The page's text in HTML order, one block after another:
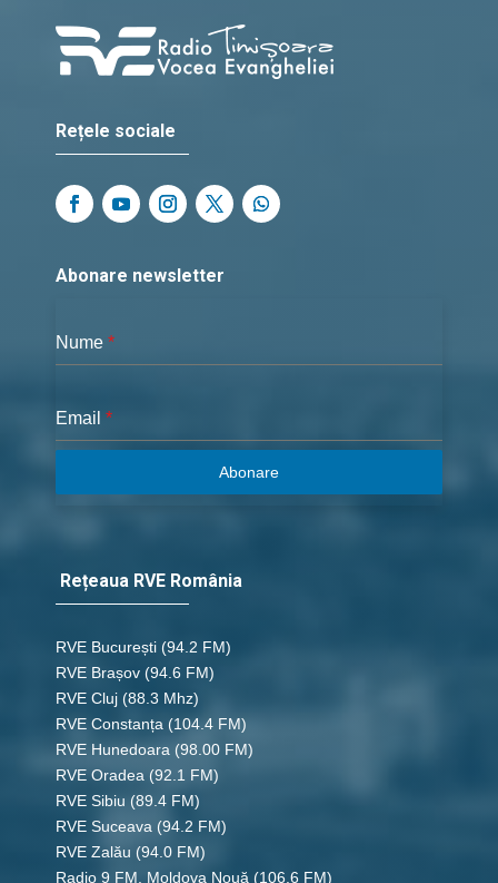
Rețele sociale
Abonare newsletter
Nume *
Email *
Abonare
Rețeaua RVE România
RVE București (94.2 FM)
RVE Brașov (94.6 FM)
RVE Cluj (88.3 Mhz)
RVE Constanța (104.4 FM)
RVE Hunedoara (98.00 FM)
RVE Oradea (92.1 FM)
RVE Sibiu (89.4 FM)
RVE Suceava (94.2 FM)
RVE Zalău (94.0 FM)
Radio 9 FM, Moldova Nouă (106.6 FM)